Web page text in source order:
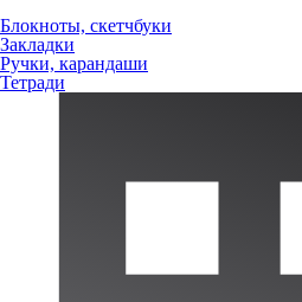
Блокноты, скетчбуки
Закладки
Ручки, карандаши
Тетради